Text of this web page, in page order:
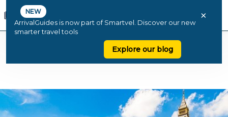
NEW
ArrivalGuides is now part of Smartvel. Discover our new
smarter travel tools
Explore our blog
×